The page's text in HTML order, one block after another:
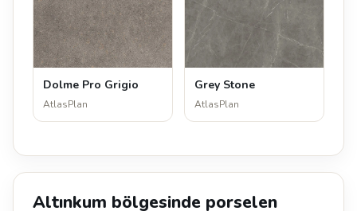
Dolme Pro Grigio
AtlasPlan
Grey Stone
AtlasPlan
Altınkum bölgesinde porselen